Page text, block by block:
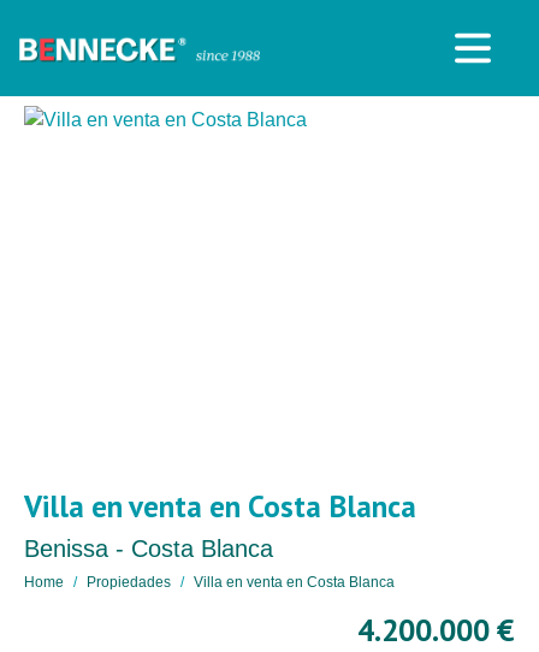
Villa en venta en Costa Blanca
Benissa - Costa Blanca
Home Propiedades Villa en venta en Costa Blanca
4.200.000 €